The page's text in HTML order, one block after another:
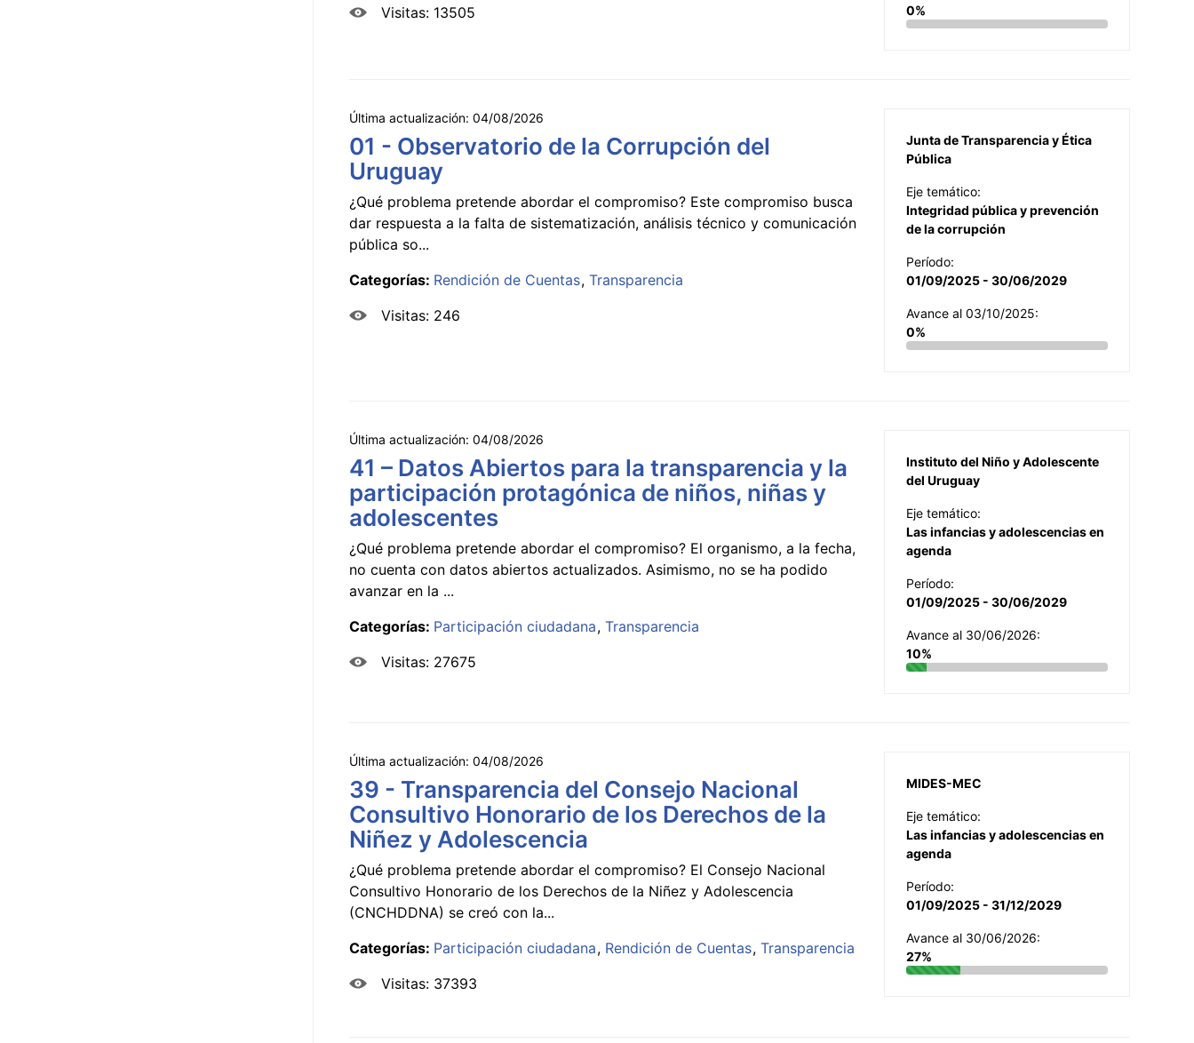
Visitas: 13505
0%
Última actualización: 04/08/2026
01 - Observatorio de la Corrupción del
Uruguay
¿Qué problema pretende abordar el compromiso? Este compromiso busca
dar respuesta a la falta de sistematización, análisis técnico y comunicación
pública so...
Categorías: Rendición de Cuentas Transparencia
Visitas: 246
Junta de Transparencia y Ética
Pública
Eje temático:
Integridad pública y prevención
de la corrupción
Período:
01/09/2025 - 30/06/2029
Avance al 03/10/2025:
0%
Última actualización: 04/08/2026
41 – Datos Abiertos para la transparencia y la
participación protagónica de niños, niñas y
adolescentes
¿Qué problema pretende abordar el compromiso? El organismo, a la fecha,
no cuenta con datos abiertos actualizados. Asimismo, no se ha podido
avanzar en la ...
Categorías: Participación ciudadana Transparencia
Visitas: 27675
Instituto del Niño y Adolescente
del Uruguay
Eje temático:
Las infancias y adolescencias en
agenda
Período:
01/09/2025 - 30/06/2029
Avance al 30/06/2026:
10%
Última actualización: 04/08/2026
39 - Transparencia del Consejo Nacional
Consultivo Honorario de los Derechos de la
Niñez y Adolescencia
¿Qué problema pretende abordar el compromiso? El Consejo Nacional
Consultivo Honorario de los Derechos de la Niñez y Adolescencia
(CNCHDDNA) se creó con la...
Categorías: Participación ciudadana Rendición de Cuentas Transparencia
Visitas: 37393
MIDES-MEC
Eje temático:
Las infancias y adolescencias en
agenda
Período:
01/09/2025 - 31/12/2029
Avance al 30/06/2026:
27%